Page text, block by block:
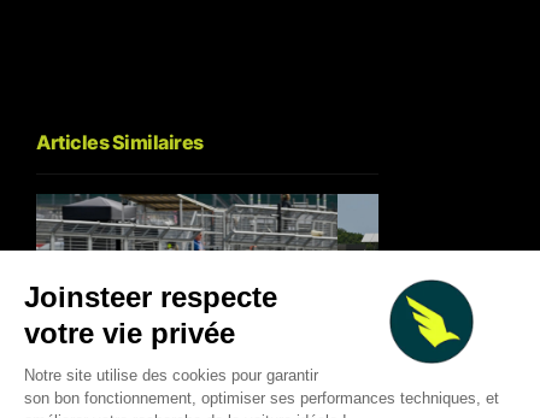
Articles Similaires